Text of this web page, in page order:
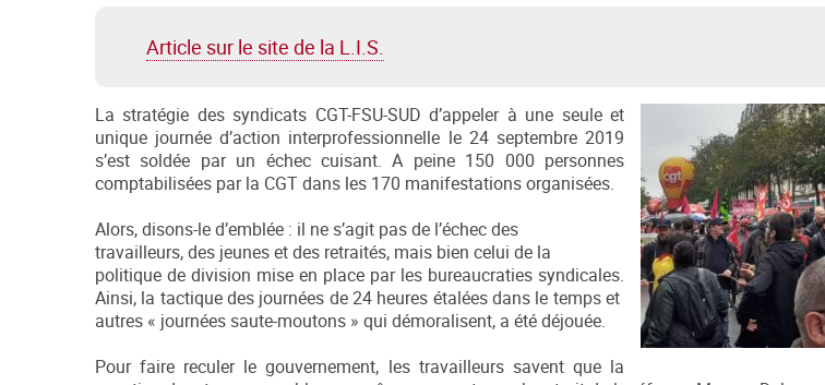
Article sur le site de la L.I.S.
La stratégie des syndicats CGT-FSU-SUD d’appeler à une seule et
unique journée d’action interprofessionnelle le 24 septembre 2019
s’est soldée par un échec cuisant. A peine 150 000 personnes
comptabilisées par la CGT dans les 170 manifestations organisées.
Alors, disons-le d’emblée : il ne s’agit pas de l’échec des
travailleurs, des jeunes et des retraités, mais bien celui de la
politique de division mise en place par les bureaucraties syndicales.
Ainsi, la tactique des journées de 24 heures étalées dans le temps et
autres « journées saute-moutons » qui démoralisent, a été déjouée.
Pour faire reculer le gouvernement, les travailleurs savent que la